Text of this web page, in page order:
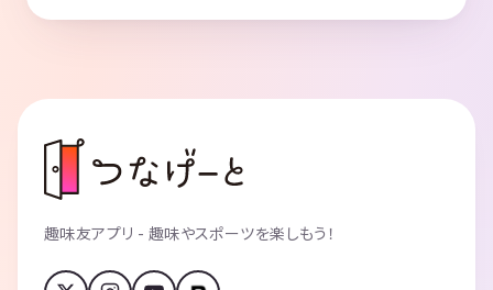
受付は開始時間の10分前です
Q. 女性もいますか？
と35%が女性です）
Q. 初参加ですが大丈夫？
A. いつも半数の人が初参加です。プロのイベントスタッフが常駐して
いますのでご安心ください。
A. 可能です。
趣味友アプリ - 趣味やスポーツを楽しもう！